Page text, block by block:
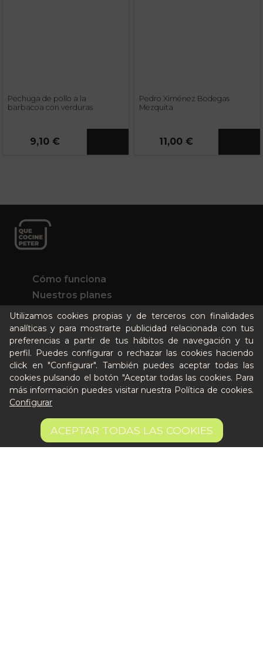
13,95 € AÑADIR A LA CESTA
Pechuga de pollo a la
barbacoa con verduras
9,10 €
Pedro Ximénez Bodegas
Mezquita
11,00 €
Utilizamos cookies propias y de terceros con finalidades
analíticas y para mostrarte publicidad relacionada con tus
preferencias a partir de tus hábitos de navegación y tu
perfil. Puedes configurar o rechazar las cookies haciendo
click en "Configurar". También puedes aceptar todas las
cookies pulsando el botón "Aceptar todas las cookies. Para
más información puedes visitar nuestra Política de cookies.
Configurar
ACEPTAR TODAS LAS COOKIES
Cómo funciona
Nuestros planes
Casos de éxito
Soy un particular
Quién es Peter
Recursos / Blog
Cultura
Llámanos al 644 52 51 02
Escríbenos al Whatsapp
Escríbenos al correo
De lunes a viernes de 8:30 a 14:00